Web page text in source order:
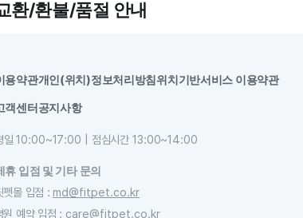
환/환불/품절 안내
용약관개인(위치)정보처리방침위치기반서비스 이용약관
객센터공지사항
일 10:00~17:00 | 점심시간 13:00~14:00
휴 입점 및 기타 문의
펫몰 입점 : md@fitpet.co.kr
원 예약 입점 : care@fitpet.co.kr